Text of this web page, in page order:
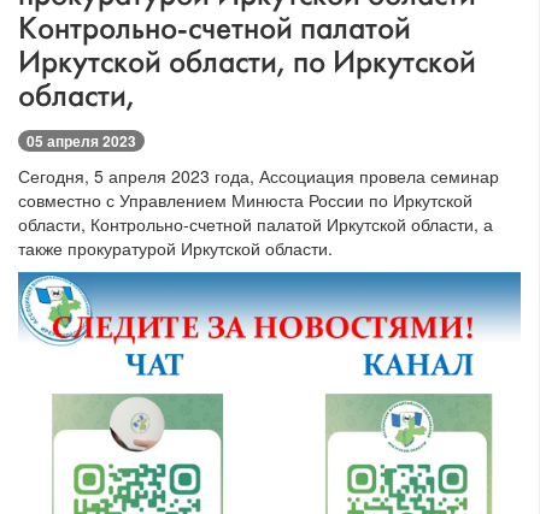
Контрольно-счетной палатой
Иркутской области, по Иркутской
области,
05 апреля 2023
Сегодня, 5 апреля 2023 года, Ассоциация провела семинар
совместно с Управлением Минюста России по Иркутской
области, Контрольно-счетной палатой Иркутской области, а
также прокуратурой Иркутской области.